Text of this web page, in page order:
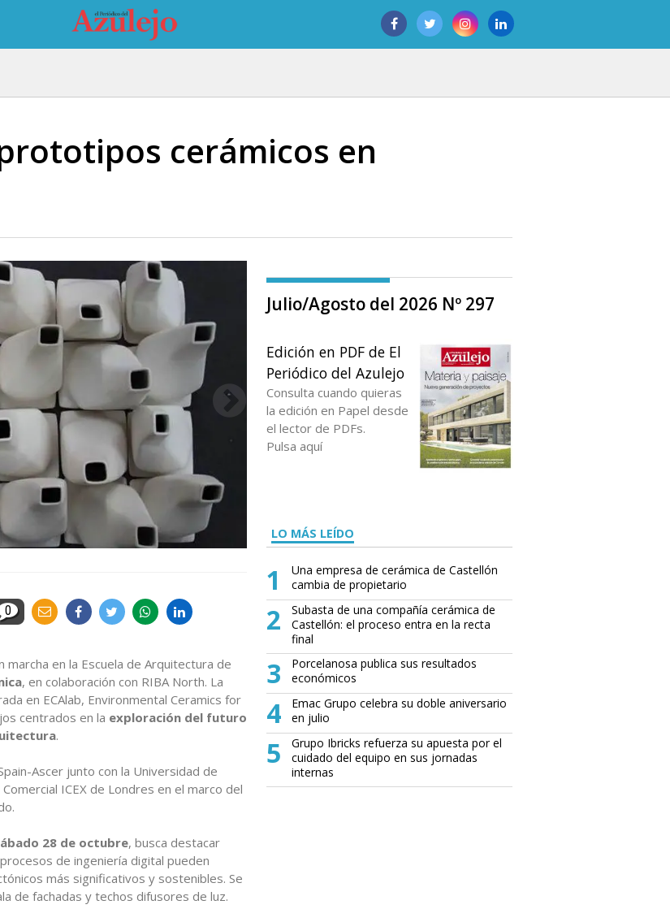
cerámicos en
0
marcha en la Escuela de Arquitectura de
, en colaboración con RIBA North. La
en ECAlab, Environmental Ceramics for
centrados en la exploración del futuro
.
Ascer junto con la Universidad de
ICEX de Londres en el marco del
28 de octubre, busca destacar
de ingeniería digital pueden
más significativos y sostenibles. Se
de fachadas y techos difusores de luz.
Julio/Agosto del 2026 Nº 297
Edición en PDF de El
Periódico del Azulejo
Consulta cuando quieras
la edición en Papel desde
el lector de PDFs.
Pulsa aquí
LO MÁS LEÍDO
1
Una empresa de cerámica de Castellón
cambia de propietario
2
Subasta de una compañía cerámica de
Castellón: el proceso entra en la recta
final
3
Porcelanosa publica sus resultados
económicos
4
Emac Grupo celebra su doble aniversario
en julio
5
Grupo Ibricks refuerza su apuesta por el
cuidado del equipo en sus jornadas
internas